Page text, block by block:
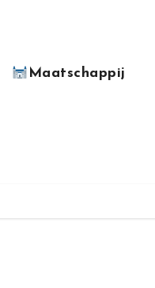
Maatschappij